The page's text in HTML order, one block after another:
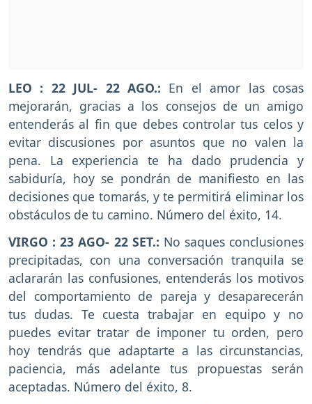
LEO : 22 JUL- 22 AGO.: En el amor las cosas
mejorarán, gracias a los consejos de un amigo
entenderás al fin que debes controlar tus celos y
evitar discusiones por asuntos que no valen la
pena. La experiencia te ha dado prudencia y
sabiduría, hoy se pondrán de manifiesto en las
decisiones que tomarás, y te permitirá eliminar los
obstáculos de tu camino. Número del éxito, 14.
VIRGO : 23 AGO- 22 SET.: No saques conclusiones
precipitadas, con una conversación tranquila se
aclararán las confusiones, entenderás los motivos
del comportamiento de pareja y desaparecerán
tus dudas. Te cuesta trabajar en equipo y no
puedes evitar tratar de imponer tu orden, pero
hoy tendrás que adaptarte a las circunstancias,
paciencia, más adelante tus propuestas serán
aceptadas. Número del éxito, 8.